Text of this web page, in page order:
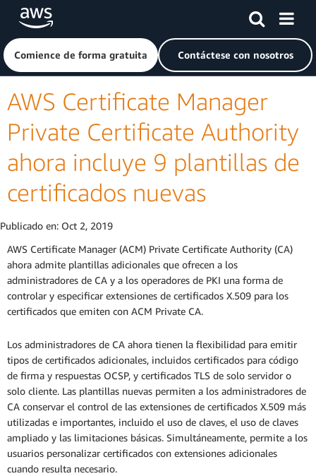
Saltar al contenido principal
Haga clic aquí para volver a la página de inicio de Amazon
Comience de forma gratuita Contáctese con nosotros
AWS Certificate Manager
Private Certificate Authority
ahora incluye 9 plantillas de
certificados nuevas
Publicado en: Oct 2, 2019
AWS Certificate Manager (ACM) Private Certificate Authority (CA)
ahora admite plantillas adicionales que ofrecen a los
administradores de CA y a los operadores de PKI una forma de
controlar y especificar extensiones de certificados X.509 para los
certificados que emiten con ACM Private CA.
Los administradores de CA ahora tienen la flexibilidad para emitir
tipos de certificados adicionales, incluidos certificados para código
de firma y respuestas OCSP, y certificados TLS de solo servidor o
solo cliente. Las plantillas nuevas permiten a los administradores de
CA conservar el control de las extensiones de certificados X.509 más
utilizadas e importantes, incluido el uso de claves, el uso de claves
ampliado y las limitaciones básicas. Simultáneamente, permite a los
usuarios personalizar certificados con extensiones adicionales
cuando resulta necesario.